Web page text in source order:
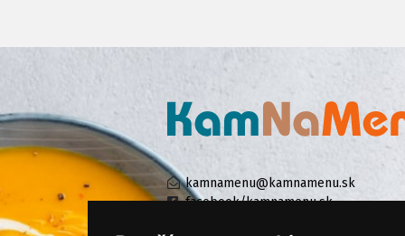
kamnamenu@kamnamenu.sk
facebook/kamnamenu.sk